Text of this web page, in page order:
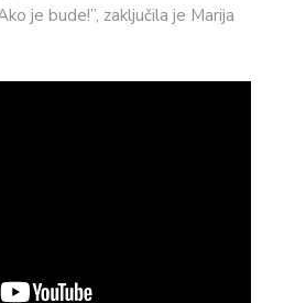
je bude!”, zaključila je Marija